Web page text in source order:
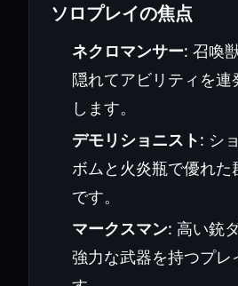
ソロプレイの焦点
ネクロマンサー: 召喚
隠れてアビリティを連
します。
デモリショニスト: シ
ボムと火炎瓶で優れた
です。
マークスマン: 高い銃
強力な武器を持つプレ